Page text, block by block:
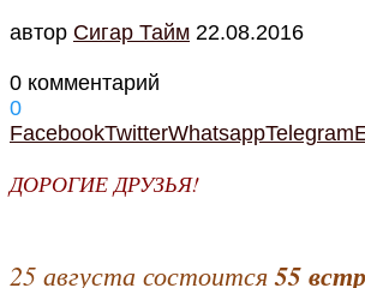
автор Cигар Тайм 22.08.2016
0 комментарий
0
FacebookTwitterWhatsappTelegram
ДОРОГИЕ ДРУЗЬЯ!
25 августа состоится55